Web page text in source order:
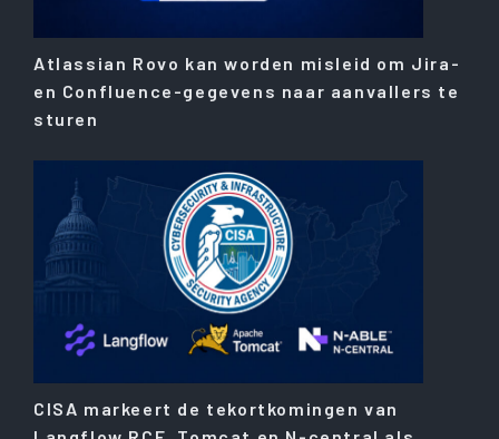
Atlassian Rovo kan worden misleid om Jira-
en Confluence-gegevens naar aanvallers te
sturen
CISA markeert de tekortkomingen van